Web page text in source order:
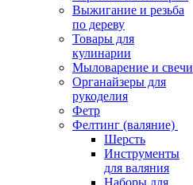
Выжигание и резьба
по дереву
Товары для
кулинарии
Мыловарение и свечи
Органайзеры для
рукоделия
Фетр
Фелтинг (валяние)
Шерсть
Инструменты
для валяния
Наборы для